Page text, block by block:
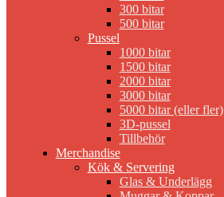
300 bitar
500 bitar
Pussel
1000 bitar
1500 bitar
2000 bitar
3000 bitar
5000 bitar (eller fler)
3D-pussel
Tillbehör
Merchandise
Kök & Servering
Glas & Underlägg